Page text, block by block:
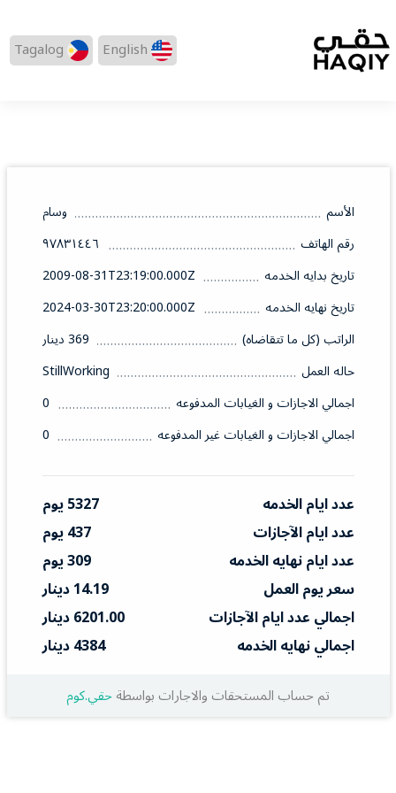
English
Tagalog
الأسم
وسام
رقم الهاتف
٩٧٨٣١٤٤٦
تاريخ بدايه الخدمه
2009-08-31T23:19:00.000Z
تاريخ نهايه الخدمه
2024-03-30T23:20:00.000Z
الراتب (كل ما تتقاضاه)
369 دينار
حاله العمل
StillWorking
اجمالي الاجازات و الغيابات المدفوعه
0
اجمالي الاجازات و الغيابات غير المدفوعه
0
عدد ايام الخدمه
5327 يوم
عدد ايام الآجازات
437 يوم
عدد ايام نهايه الخدمه
309 يوم
سعر يوم العمل
14.19 دينار
اجمالي عدد ايام الآجازات
6201.00 دينار
اجمالي نهايه الخدمه
4384 دينار
تم حساب المستحقات والاجارات بواسطةحقي.كوم